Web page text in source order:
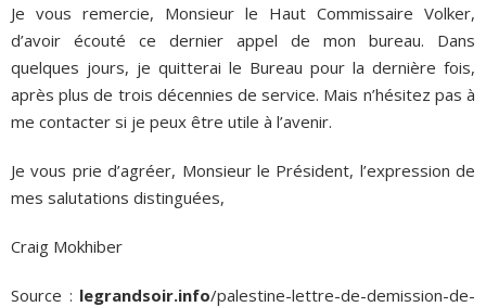
Je vous remercie, Monsieur le Haut Commissaire Volker,
d’avoir écouté ce dernier appel de mon bureau. Dans
quelques jours, je quitterai le Bureau pour la dernière fois,
après plus de trois décennies de service. Mais n’hésitez pas à
me contacter si je peux être utile à l’avenir.
Je vous prie d’agréer, Monsieur le Président, l’expression de
mes salutations distinguées,
Craig Mokhiber
Source : legrandsoir.info/palestine-lettre-de-demission-de-